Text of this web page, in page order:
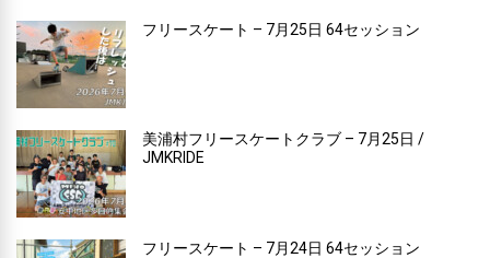
フリースケート – 7月25日 64セッション
美浦村フリースケートクラブ – 7月25日 /
JMKRIDE
フリースケート – 7月24日 64セッション